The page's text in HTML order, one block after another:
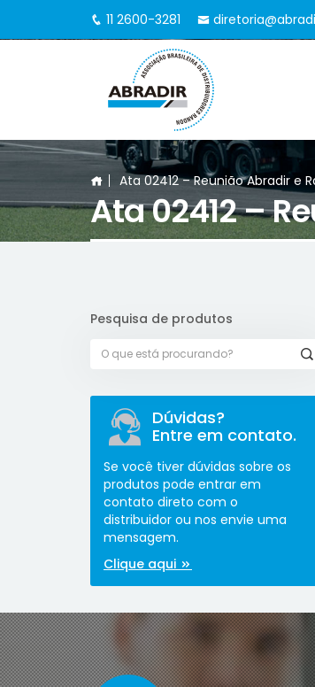
11 2600-3281
Ata 02412 – Reunião Abradir e
Ata 02412 –
Pesquisa de produtos
Dúvidas?
Entre em contato.
Se você tiver dúvidas sobre os
produtos pode entrar em
contato direto com o
distribuidor ou nos envie uma
mensagem.
Clique aqui